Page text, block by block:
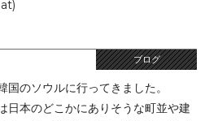
ブログ
のソウルに行ってきました。
日本のどこかにありそうな町並や建